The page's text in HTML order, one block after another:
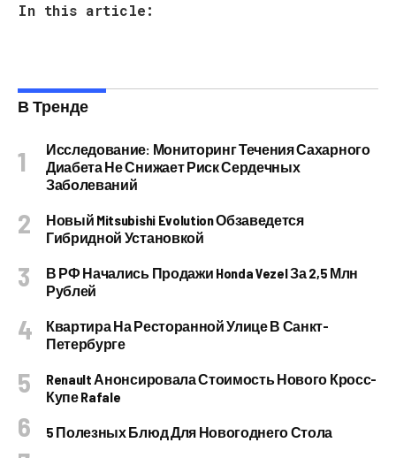
In this article:
В Тренде
Исследование: Мониторинг Течения Сахарного
Диабета Не Снижает Риск Сердечных
Заболеваний
Новый Mitsubishi Evolution Обзаведется
Гибридной Установкой
В РФ Начались Продажи Honda Vezel За 2,5 Млн
Рублей
Квартира На Ресторанной Улице В Санкт-
Петербурге
Renault Анонсировала Стоимость Нового Кросс-
Купе Rafale
5 Полезных Блюд Для Новогоднего Стола